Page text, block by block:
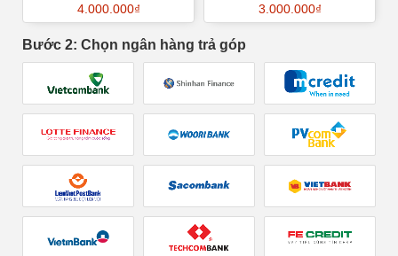
4.000.000₫
3.000.000₫
Bước 2: Chọn ngân hàng trả góp